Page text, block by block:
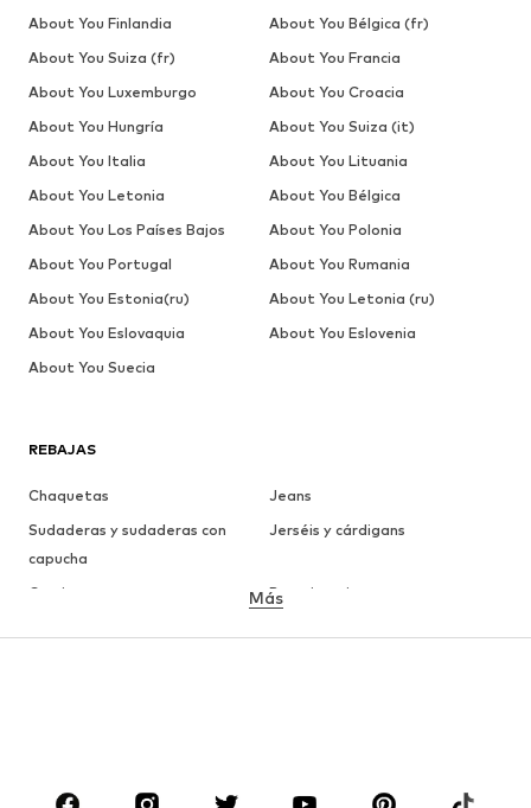
REBAJAS
Chaquetas
Jeans
Sudaderas y sudaderas con
capucha
Jerséis y cárdigans
Camisetas
Ropa interior
Más
About You Finlandia
About You Bélgica (fr)
About You Suiza (fr)
About You Francia
About You Luxemburgo
About You Croacia
About You Hungría
About You Suiza (it)
About You Italia
About You Lituania
About You Letonia
About You Bélgica
About You Los Países Bajos
About You Polonia
About You Portugal
About You Rumania
About You Estonia(ru)
About You Letonia (ru)
About You Eslovaquia
About You Eslovenia
About You Suecia